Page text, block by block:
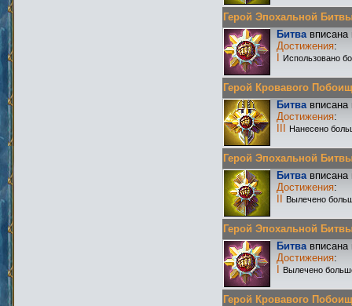
Герой Эпохальной
Битвавписана
Достижения:
Использовано
Герой Кровавого
Битвавписана
Достижения:
Нанесено
Герой Эпохальной
Битвавписана
Достижения:
Вылечено
Герой Эпохальной
Битвавписана
Достижения:
Вылечено
Герой Кровавого